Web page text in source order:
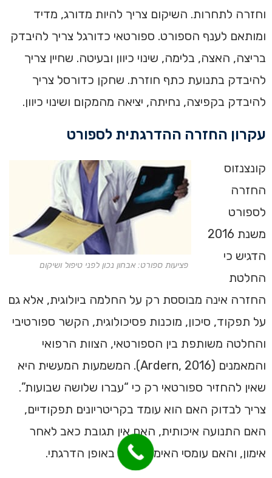
וחזרה לתחרות. השיקום צריך להיות מדורג, מדיד
ומותאם לענף הספורט. ספורטאי כדורגל צריך להיבדק
בריצה, האצה, בלימה, שינוי כיוון ובעיטה. שחיין צריך
להיבדק בתנועת כתף חוזרת. שחקן כדורסל צריך
להיבדק בקפיצה, נחיתה, יציאה מהמקום ושינוי כיוון.
עקרון החזרה ההדרגתית לספורט
פציעות ספורט: אבחון נכון לפני טיפול ושיקום
קונצנזוס
החזרה
לספורט
משנת 2016
הדגיש כי
החלטת
החזרה אינה מבוססת רק על החלמה ביולוגית, אלא גם
על תפקוד, סיכון, מוכנות פסיכולוגית, הקשר ספורטיבי
והחלטה משותפת בין הספורטאי, הצוות הרפואי
והמאמנים (Ardern, 2016). המשמעות המעשית היא
שאין להחזיר ספורטאי רק כי “עברו שלושה שבועות”.
צריך לבדוק האם הוא עומד בקריטריונים תפקודיים,
האם התנועה איכותית, האם אין תגובת כאב לאחר
אימון, והאם עומסי האימון הועלו באופן הדרגתי.